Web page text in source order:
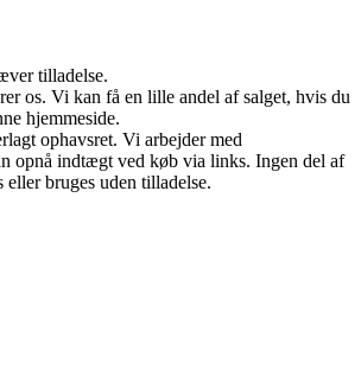
tilladelse.
os. Vi kan få en lille andel af salget, hvis du
hjemmeside.
ophavsret. Vi arbejder med
opnå indtægt ved køb via links. Ingen del af
bruges uden tilladelse.